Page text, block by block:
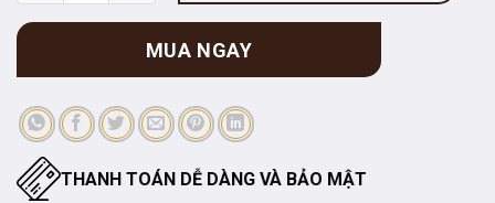
MUA NGAY
THANH TOÁN DỄ DÀNG VÀ BẢO MẬT